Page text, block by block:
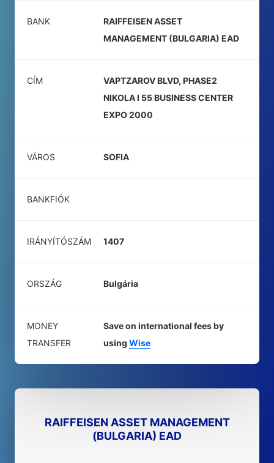
BANK
RAIFFEISEN ASSET
MANAGEMENT (BULGARIA) EAD
CÍM
VAPTZAROV BLVD, PHASE2
NIKOLA I 55 BUSINESS CENTER
EXPO 2000
VÁROS SOFIA
BANKFIÓK
IRÁNYÍTÓSZÁM 1407
ORSZÁG Bulgária
MONEY
TRANSFER
Save on international fees by
using Wise
RAIFFEISEN ASSET MANAGEMENT
(BULGARIA) EAD